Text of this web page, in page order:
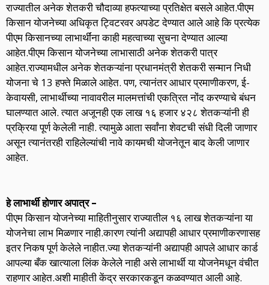
राज्यातील अनेक शेतकरी चौदाव्या हफत्याच्या प्रतिक्षेत बसले आहेत.पीएम
किसान योजनेच्या अधिकृत ट्विटरवर अपडेट देण्यात आले आहे कि प्रत्येक
पीएम किसानच्या लाभार्थींना काही महत्वाच्या सुचना देण्यात आल्या
आहेत.पीएम किसान योजनेच्या लाभासाठी अनेक शेतकरी पात्र
आहेत.राज्यामधील अनेक शेतकऱ्यांना प्रधानमंत्री शेतकरी सन्मान निधी
योजना चे 13 हफ्ते मिळाले आहेत. पण, त्यानंतर आधार प्रमाणीकरण, ई-
केवायसी, लाभार्थीच्या नावावरील मालमत्तांची एकत्रित नोंद करण्याचे बंधन
घालण्यात आले. त्यात अजूनही एक लाख १६ हजार ४२८ शेतकऱ्यांनी ही
प्रक्रिया पूर्ण केलेली नाही. त्यामुळे आता सर्वांना शेवटची संधी दिली जाणार
असून त्यानंतरही राहिलेल्यांची नावे कायमची योजनेतून बाद केली जाणार
आहेत.
हे लाभार्थी होणार अपात्र –
पीएम किसान योजनेच्या माहितीनुसार राज्यातील १६ लाख शेतकऱ्यांना या
योजनेचा लाभ मिळणार नाही.कारण त्यांनी अद्यापही आधार प्रमाणीकरणासह
इतर निकष पूर्ण केलेले नाहीत.ज्या शेतकऱ्यांनी अद्यापही आपले आधार कार्ड
आपल्या बँक खात्याला लिंक केलेले नाही असे लाभार्थी या योजनेमधून वंचीत
राहणार आहेत.अशी माहीती केंद्र सरकारकडून कळवण्यात आली आहे.